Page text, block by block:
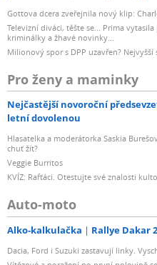
Gottova dcera zveřejnila nový klip:
Televizní diváci, těšte se... Prima
kriminálky a žhavé novinky...
Milionový spor s DPP uzavřen?
Pro ženy a maminky
Nejčastější novoroční
letní dovolenou
Hlasatelka a moderátorka Saskia
chuť žít?
Veggie Burritos
KVÍZ: Rafťáci. Otestujte své znalosti
Auto-moto
Alko-kalkulačka Rallye Dakar
Dacia, Ford i Suzuki zastavují linky.